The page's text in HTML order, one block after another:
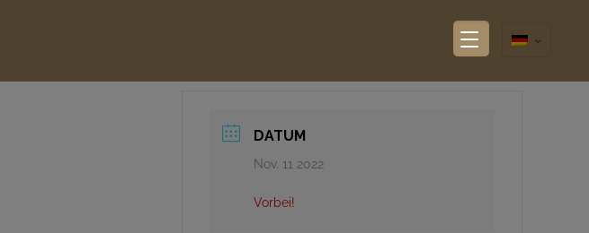
DATUM
Nov. 11 2022
Vorbei!